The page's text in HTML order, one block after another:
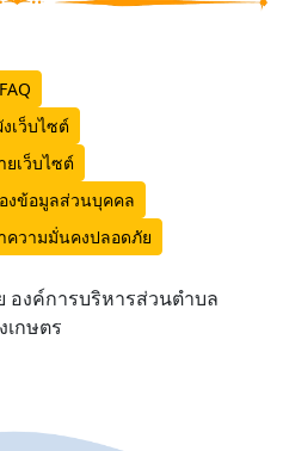
FAQ
เว็บไซต์
ยเว็บไซต์
งข้อมูลส่วนบุคคล
ความมั่นคงปลอดภัย
องค์การบริหารส่วนตำบล
เกษตร